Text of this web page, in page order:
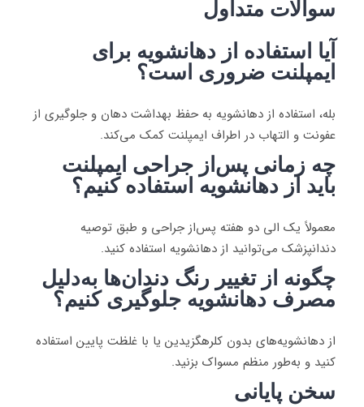
سوالات متداول
آیا استفاده از دهانشویه برای
ایمپلنت ضروری است؟
بله، استفاده از دهانشویه به حفظ بهداشت دهان و جلوگیری از
عفونت و التهاب در اطراف ایمپلنت کمک می‌کند.
چه زمانی پس‌از جراحی ایمپلنت
باید از دهانشویه استفاده کنیم؟
معمولاً یک الی دو هفته پس‌از جراحی و طبق توصیه
دندانپزشک می‌توانید از دهانشویه استفاده کنید.
چگونه از تغییر رنگ دندان‌ها به‌دلیل
مصرف دهانشویه جلوگیری کنیم؟
از دهانشویه‌های بدون کلرهگزیدین یا با غلظت پایین استفاده
کنید و به‌طور منظم مسواک بزنید.
سخن پایانی